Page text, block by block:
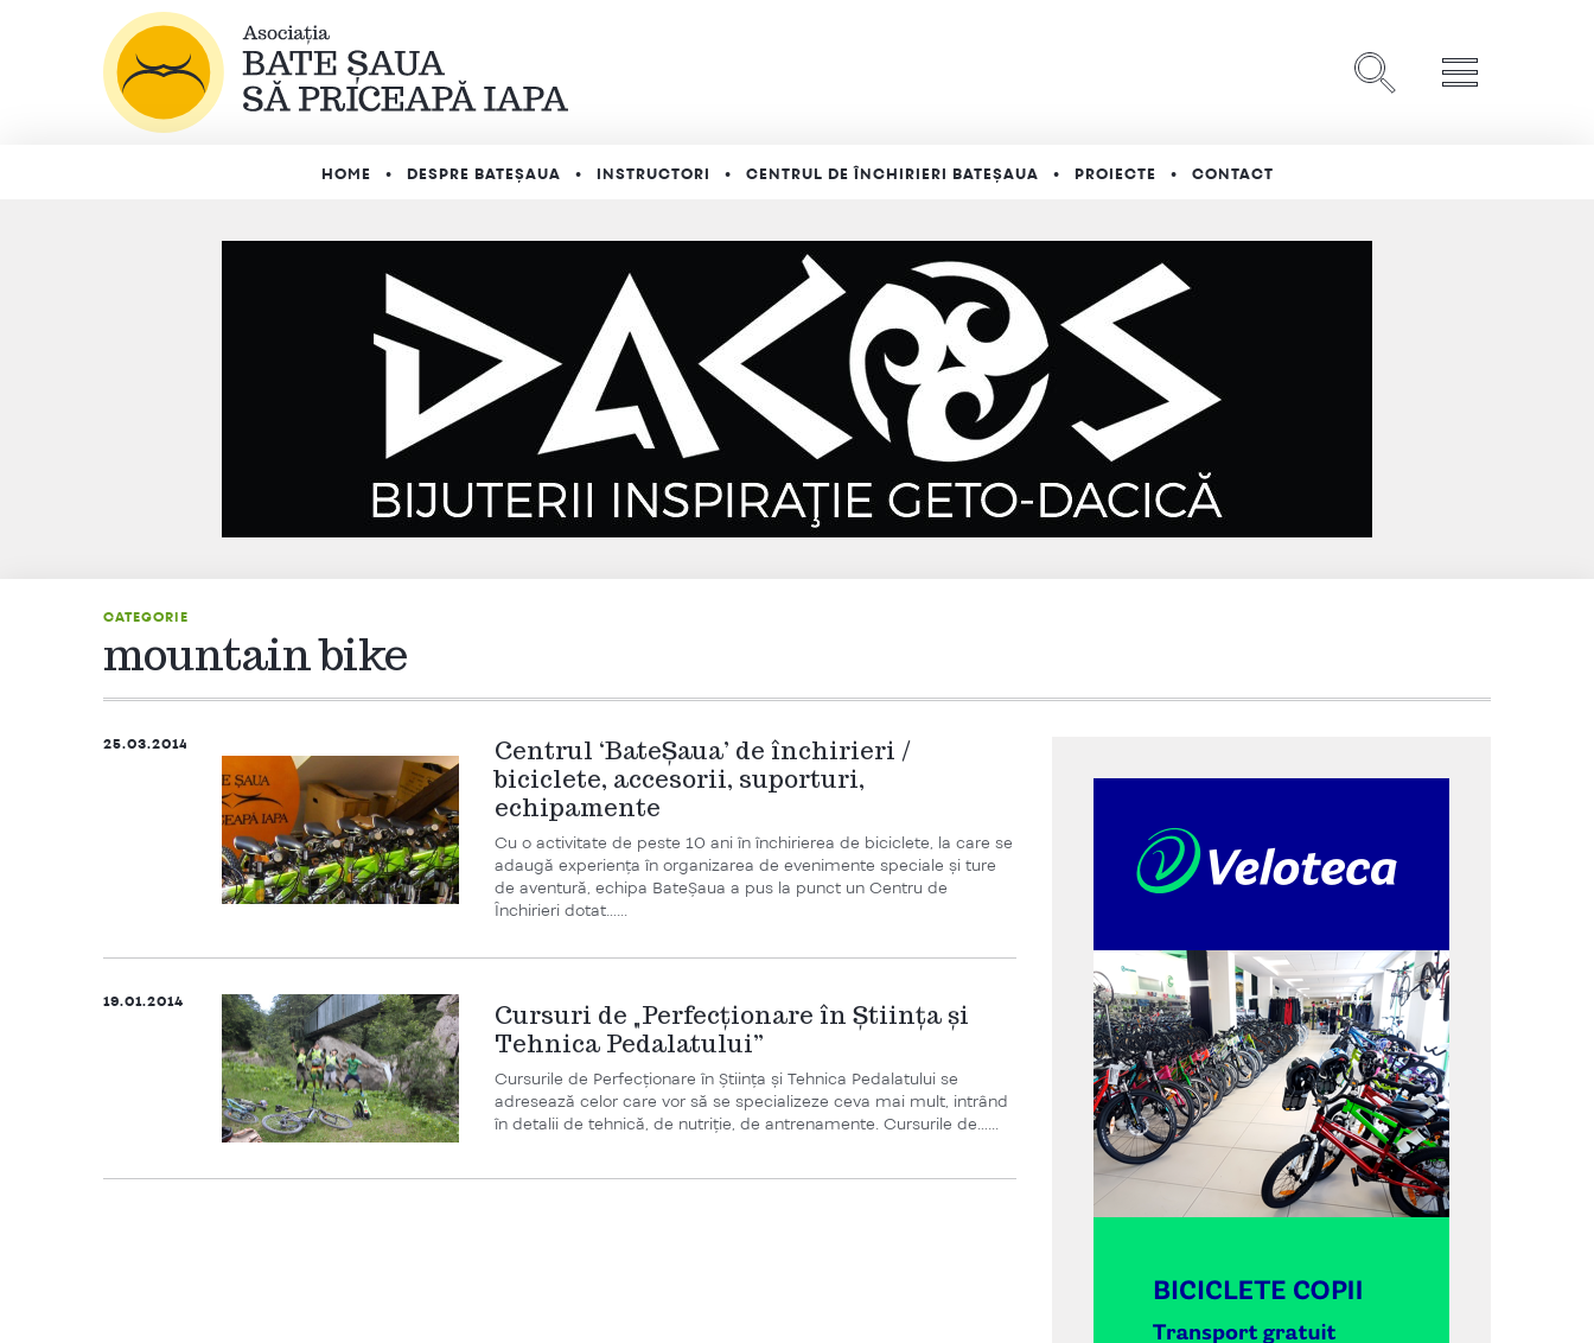
HOME DESPRE BATEȘAUA INSTRUCTORI CENTRUL DE ÎNCHIRIERI BATEȘAUA PROIECTE CONTACT
CATEGORIE
mountain bike
25.03.2014
Centrul ‘BateȘaua’ de închirieri /
biciclete, accesorii, suporturi,
echipamente
Cu o activitate de peste 10 ani în închirierea de biciclete, la care se
adaugă experiența în organizarea de evenimente speciale și ture
de aventură, echipa BateȘaua a pus la punct un Centru de
Închirieri dotat…...
19.01.2014
Cursuri de „Perfecționare în Ştiinţa şi
Tehnica Pedalatului”
Cursurile de Perfecționare în Știința și Tehnica Pedalatului se
adresează celor care vor să se specializeze ceva mai mult, intrând
în detalii de tehnică, de nutriție, de antrenamente. Cursurile de…...